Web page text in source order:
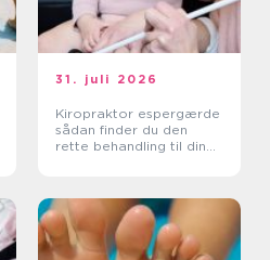
31. juli 2026
Kiropraktor espergærde
sådan finder du den
rette behandling til dine